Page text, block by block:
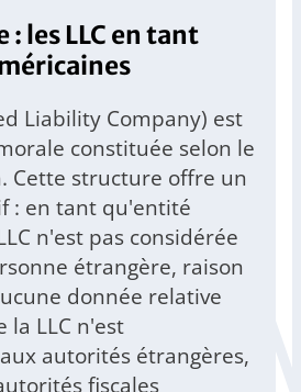
: les LLC en tant
Liability Company) est
constituée selon le
Cette structure offre un
: en tant qu'entité
n'est pas considérée
étrangère, raison
donnée relative
la LLC n'est
autorités étrangères,
fiscales